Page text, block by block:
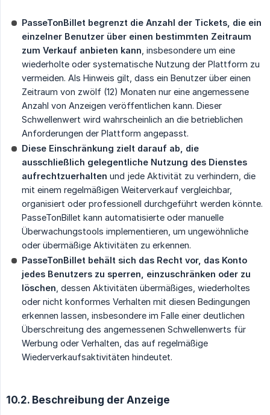
PasseTonBillet begrenzt die Anzahl der Tickets, die ein
einzelner Benutzer über einen bestimmten Zeitraum
zum Verkauf anbieten kann , insbesondere um eine
wiederholte oder systematische Nutzung der Plattform zu
vermeiden. Als Hinweis gilt, dass ein Benutzer über einen
Zeitraum von zwölf (12) Monaten nur eine angemessene
Anzahl von Anzeigen veröffentlichen kann. Dieser
Schwellenwert wird wahrscheinlich an die betrieblichen
Anforderungen der Plattform angepasst.
Diese Einschränkung zielt darauf ab, die
ausschließlich gelegentliche Nutzung des Dienstes
aufrechtzuerhalten und jede Aktivität zu verhindern, die
mit einem regelmäßigen Weiterverkauf vergleichbar,
organisiert oder professionell durchgeführt werden könnte.
PasseTonBillet kann automatisierte oder manuelle
Überwachungstools implementieren, um ungewöhnliche
oder übermäßige Aktivitäten zu erkennen.
PasseTonBillet behält sich das Recht vor, das Konto
jedes Benutzers zu sperren, einzuschränken oder zu
löschen , dessen Aktivitäten übermäßiges, wiederholtes
oder nicht konformes Verhalten mit diesen Bedingungen
erkennen lassen, insbesondere im Falle einer deutlichen
Überschreitung des angemessenen Schwellenwerts für
Werbung oder Verhalten, das auf regelmäßige
Wiederverkaufsaktivitäten hindeutet.
10.2. Beschreibung der Anzeige